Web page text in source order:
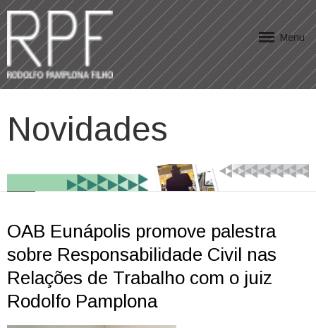
Menu
Novidades
OAB Eunápolis promove palestra
sobre Responsabilidade Civil nas
Relações de Trabalho com o juiz
Rodolfo Pamplona